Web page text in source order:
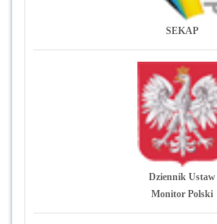
SEKAP
Dziennik Ustaw
Monitor Polski